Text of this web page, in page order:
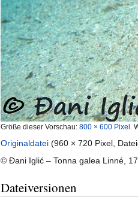
Größe dieser Vorschau: 800 × 600 Pixel
Originaldatei (960 × 720 Pixel,
© Đani Iglić – Tonna galea Linné,
Dateiversionen